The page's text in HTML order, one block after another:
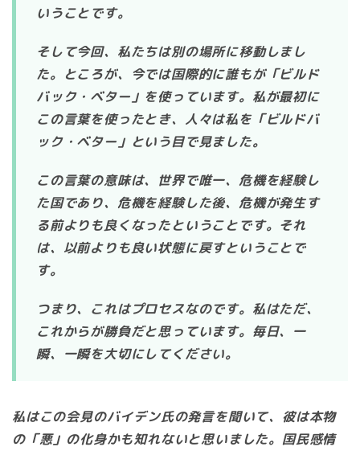
いうことです。
そして今回、私たちは別の場所に移動しまし
た。ところが、今では国際的に誰もが「ビルド
バック・ベター」を使っています。私が最初に
この言葉を使ったとき、人々は私を「ビルドバ
ック・ベター」という目で見ました。
この言葉の意味は、世界で唯一、危機を経験し
た国であり、危機を経験した後、危機が発生す
る前よりも良くなったということです。それ
は、以前よりも良い状態に戻すということで
す。
つまり、これはプロセスなのです。私はただ、
これからが勝負だと思っています。毎日、一
瞬、一瞬を大切にしてください。
私はこの会見のバイデン氏の発言を聞いて、彼は本物
の「悪」の化身かも知れないと思いました。国民感情